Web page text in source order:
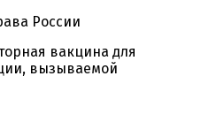
России
вакцина для
вызываемой